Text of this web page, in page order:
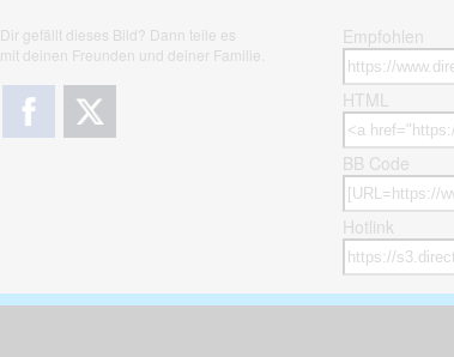
Dir gefällt dieses Bild? Dann teile es
mit deinen Freunden und deiner Familie.
Empfohlen
HTML
BB Code
Hotlink